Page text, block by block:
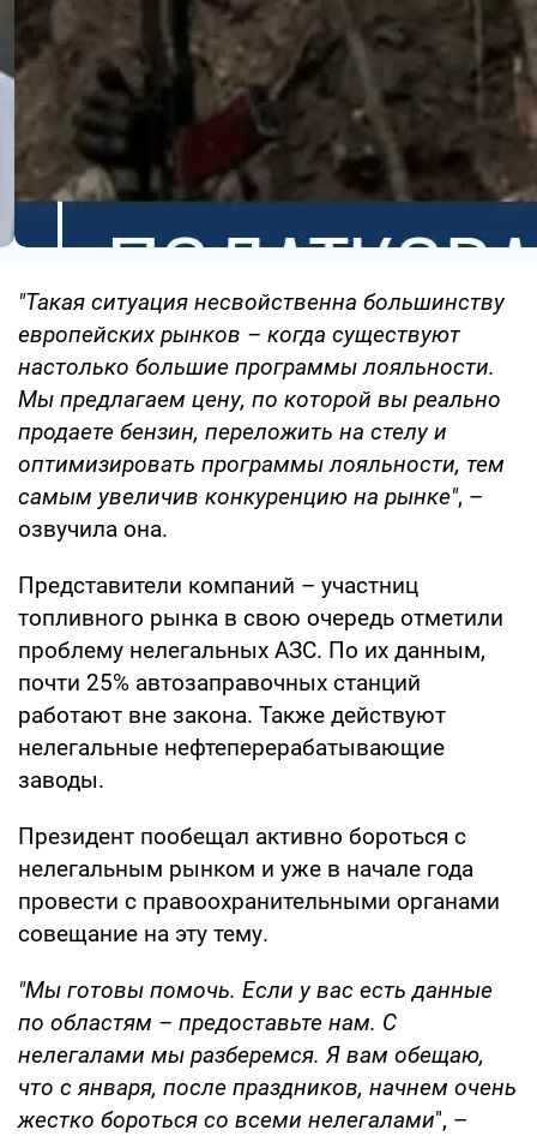
"Такая ситуация несвойственна большинству
европейских рынков – когда существуют
настолько большие программы лояльности.
Мы предлагаем цену, по которой вы реально
продаете бензин, переложить на стелу и
оптимизировать программы лояльности, тем
самым увеличив конкуренцию на рынке", –
озвучила она.
Представители компаний – участниц
топливного рынка в свою очередь отметили
проблему нелегальных АЗС. По их данным,
почти 25% автозаправочных станций
работают вне закона. Также действуют
нелегальные нефтеперерабатывающие
заводы.
Президент пообещал активно бороться с
нелегальным рынком и уже в начале года
провести с правоохранительными органами
совещание на эту тему.
"Мы готовы помочь. Если у вас есть данные
по областям – предоставьте нам. С
нелегалами мы разберемся. Я вам обещаю,
что с января, после праздников, начнем очень
жестко бороться со всеми нелегалами", –